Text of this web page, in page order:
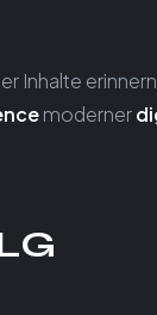
Inhalte
moderner